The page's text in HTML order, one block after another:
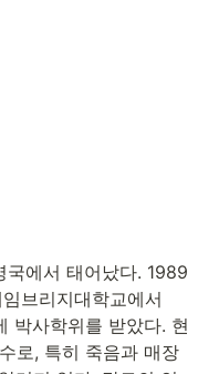
국에서 태어났다. 1989
브리지대학교에서
박사학위를 받았다. 현
로, 특히 죽음과 매장